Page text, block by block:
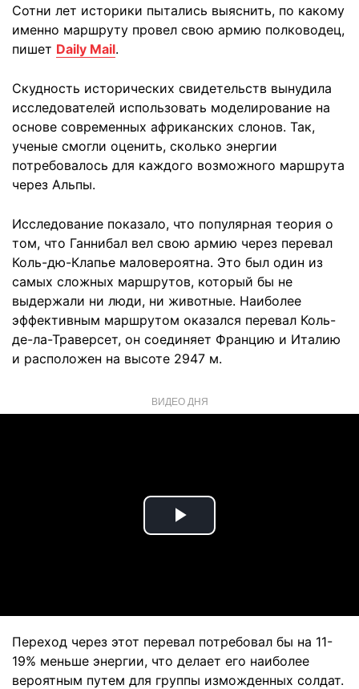
Сотни лет историки пытались выяснить, по какому
именно маршруту провел свою армию полководец,
пишет Daily Mail.
Скудность исторических свидетельств вынудила
исследователей использовать моделирование на
основе современных африканских слонов. Так,
ученые смогли оценить, сколько энергии
потребовалось для каждого возможного маршрута
через Альпы.
Исследование показало, что популярная теория о
том, что Ганнибал вел свою армию через перевал
Коль-дю-Клапье маловероятна. Это был один из
самых сложных маршрутов, который бы не
выдержали ни люди, ни животные. Наиболее
эффективным маршрутом оказался перевал Коль-
де-ла-Траверсет, он соединяет Францию и Италию
и расположен на высоте 2947 м.
ВИДЕО ДНЯ
Play
Переход через этот перевал потребовал бы на 11-
19% меньше энергии, что делает его наиболее
вероятным путем для группы изможденных солдат.